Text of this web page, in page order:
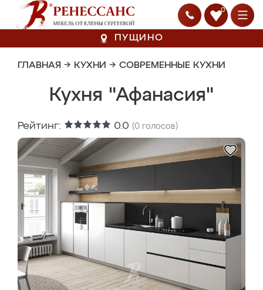
0
ПУЩИНО
ГЛАВНАЯ → КУХНИ → СОВРЕМЕННЫЕ КУХНИ
Кухня "Афанасия"
Рейтинг: 0.0 (0 голосов)